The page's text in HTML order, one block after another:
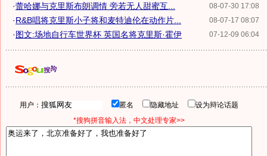
08-07-30 17:08
·蕾哈娜与克里斯布朗调情 旁若无人甜蜜互...
08-07-17 08:07
·R&B唱将克里斯小子将和麦特迪伦在动作片...
07-12-09 06:04
·图文:场地自行车世界杯 英国名将克里斯·霍伊
用户： 匿名 隐藏地址
设为辩论话题
*搜狗拼音输入法，中文处理专家>>